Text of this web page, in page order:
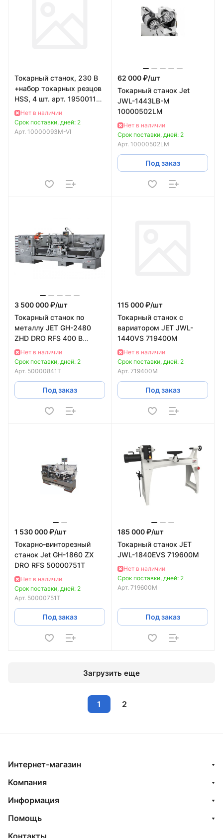
Токарный станок, 230 В
+набор токарных резцов
HSS, 4 шт. арт. 19500119
JET JWL-1220L
10000093M-VI
Нет в наличии
Срок поставки, дней: 2
Арт. 10000093M-VI
62 000 ₽/шт
Токарный станок Jet
JWL-1443LB-M
10000502LM
Нет в наличии
Срок поставки, дней: 2
Арт. 10000502LM
Под заказ
3 500 000 ₽/шт
Токарный станок по
металлу JET GH-2480
ZHD DRO RFS 400 В
50000841T
Нет в наличии
Срок поставки, дней: 2
Арт. 50000841T
Под заказ
115 000 ₽/шт
Токарный станок с
вариатором JET JWL-
1440VS 719400M
Нет в наличии
Срок поставки, дней: 2
Арт. 719400M
Под заказ
1 530 000 ₽/шт
Токарно-винторезный
станок Jet GH-1860 ZX
DRO RFS 50000751T
Нет в наличии
Срок поставки, дней: 2
Арт. 50000751T
Под заказ
185 000 ₽/шт
Токарный станок JET
JWL-1840EVS 719600M
Нет в наличии
Срок поставки, дней: 2
Арт. 719600M
Под заказ
Загрузить еще
1 2
Интернет-магазин
Компания
Информация
Помощь
Контакты